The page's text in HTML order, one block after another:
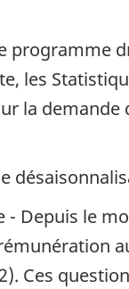
programme
les
la
Depuis le
Ces